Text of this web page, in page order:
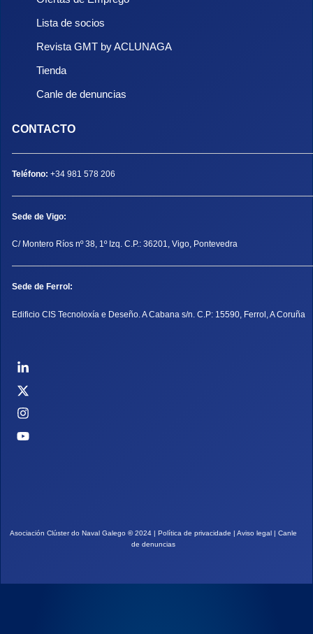
Lista de socios
Revista GMT by ACLUNAGA
Tienda
Canle de denuncias
CONTACTO
Teléfono: +34 981 578 206
Sede de Vigo:
C/ Montero Ríos nº 38, 1º Izq. C.P.: 36201, Vigo, Pontevedra
Sede de Ferrol:
Edificio CIS Tecnoloxía e Deseño. A Cabana s/n. C.P: 15590, Ferrol, A Coruña
Asociación Clúster do Naval Galego ©2024 | Política de privacidade | Aviso legal| Canle
de denuncias